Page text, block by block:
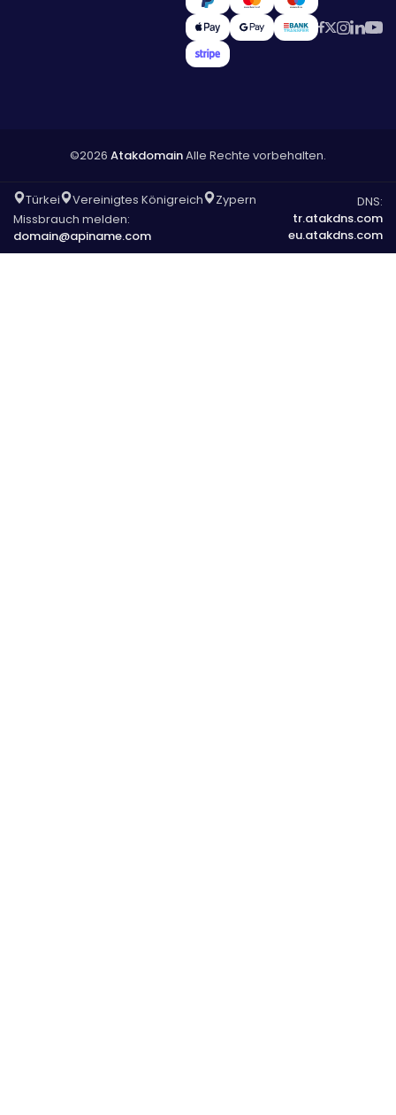
©2026 AtakdomainAlle Rechte vorbehalten.
Türkei Vereinigtes Königreich
Zypern
Missbrauch melden:
domain@apiname.com
DNS:
tr.atakdns.com
eu.atakdns.com